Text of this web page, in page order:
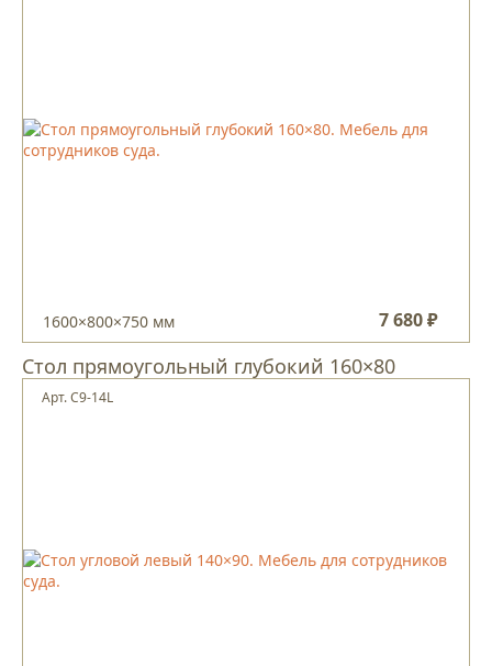
1600×800×750 мм 7 680 ₽
Стол прямоугольный глубокий 160×80
Арт. С9-14L